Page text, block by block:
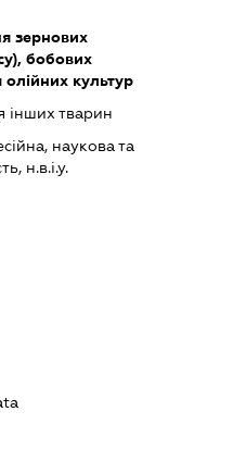
зернових
бобових
олійних культур
інших тварин
наукова та
н.в.і.у.